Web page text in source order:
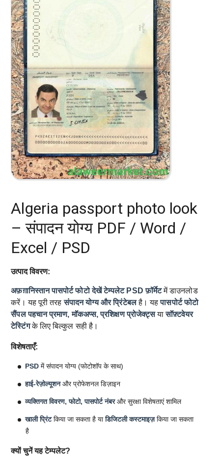
Algeria passport photo look
– संपादन योग्य PDF / Word /
Excel / PSD
उत्पाद विवरण:
अफ़ग़ानिस्तान पासपोर्ट फोटो देखें टेम्पलेट PSD फ़ॉर्मेटमें डाउनलोड
करें। यह पूरी तरहसंपादन योग्य और प्रिंटेबलहै। यहपासपोर्ट फोटो
सैंपल पहचान प्रमाण, मॉकअप्स, प्रशिक्षण प्रोजेक्ट्सयासॉफ़्टवेयर
टेस्टिंगके लिए बिल्कुल सही है।
विशेषताएँ:
PSD में संपादन योग्य (फोटोशॉप के साथ)
हाई-रेज़ोल्यूशनऔर प्रोफेशनल डिज़ाइन
व्यक्तिगत विवरण, फोटो, पासपोर्ट नंबरऔर सुरक्षा विशेषताएं शामिल
खाली प्रिंटकिया जा सकता है याडिजिटली कस्टमाइज़किया जा सकता
है
क्यों चुनें यह टेम्पलेट?